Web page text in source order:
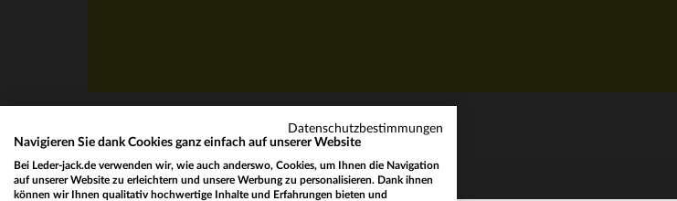
Datenschutzbestimmungen
Navigieren Sie dank Cookies ganz einfach auf unserer Website
Bei Leder-jack.de verwenden wir, wie auch anderswo, Cookies, um Ihnen die Navigation
auf unserer Website zu erleichtern und unsere Werbung zu personalisieren. Dank ihnen
können wir Ihnen qualitativ hochwertige Inhalte und Erfahrungen bieten und